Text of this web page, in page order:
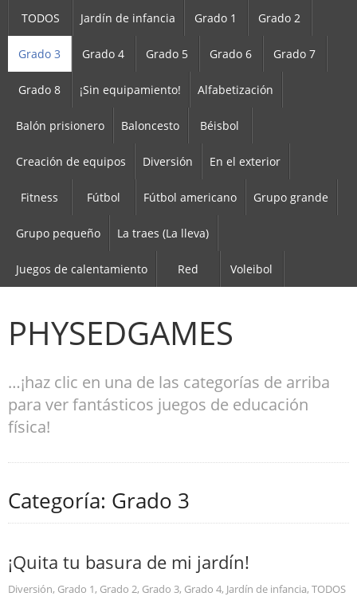
TODOS Jardín de infancia Grado 1 Grado 2
Grado 3 Grado 4 Grado 5 Grado 6 Grado 7
Grado 8 ¡Sin equipamiento! Alfabetización
Balón prisionero Baloncesto Béisbol
Creación de equipos Diversión En el exterior
Fitness Fútbol Fútbol americano Grupo grande
Grupo pequeño La traes (La lleva)
Juegos de calentamiento Red Voleibol
PHYSEDGAMES
…¡haz clic en una de las categorías de arriba
para ver fantásticos juegos de educación
física!
Categoría: Grado 3
¡Quita tu basura de mi jardín!
Diversión, Grado 1, Grado 2, Grado 3, Grado 4, Jardín de infancia, TODOS